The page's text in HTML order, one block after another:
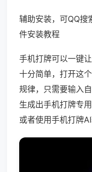
辅助安装，可QQ
件安装教程
手机打牌可以一键
十分简单，打开这
规律，只需要输入
生成出手机打牌专
或者使用手机打牌